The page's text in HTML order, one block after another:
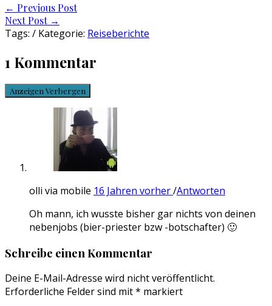
Post
navigation
← Previous Post
Next Post →
Tags: / Kategorie: Reiseberichte
1 Kommentar
Anzeigen Verbergen
olli via mobile 16 Jahren vorher/Antworten
Oh mann, ich wusste bisher gar nichts von deinen
nebenjobs (bier-priester bzw -botschafter) 🙂
Schreibe einen Kommentar
Deine E-Mail-Adresse wird nicht veröffentlicht.
Erforderliche Felder sind mit* markiert